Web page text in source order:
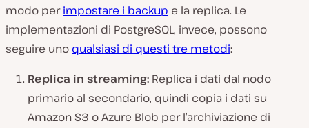
modo perimpostare i backup e la replica. Le
implementazioni di PostgreSQL, invece, possono
seguire uno qualsiasi di questi tre metodi:
Replica in streaming: Replica i dati dal nodo
primario al secondario, quindi copia i dati su
Amazon S3 o Azure Blob per l’archiviazione di